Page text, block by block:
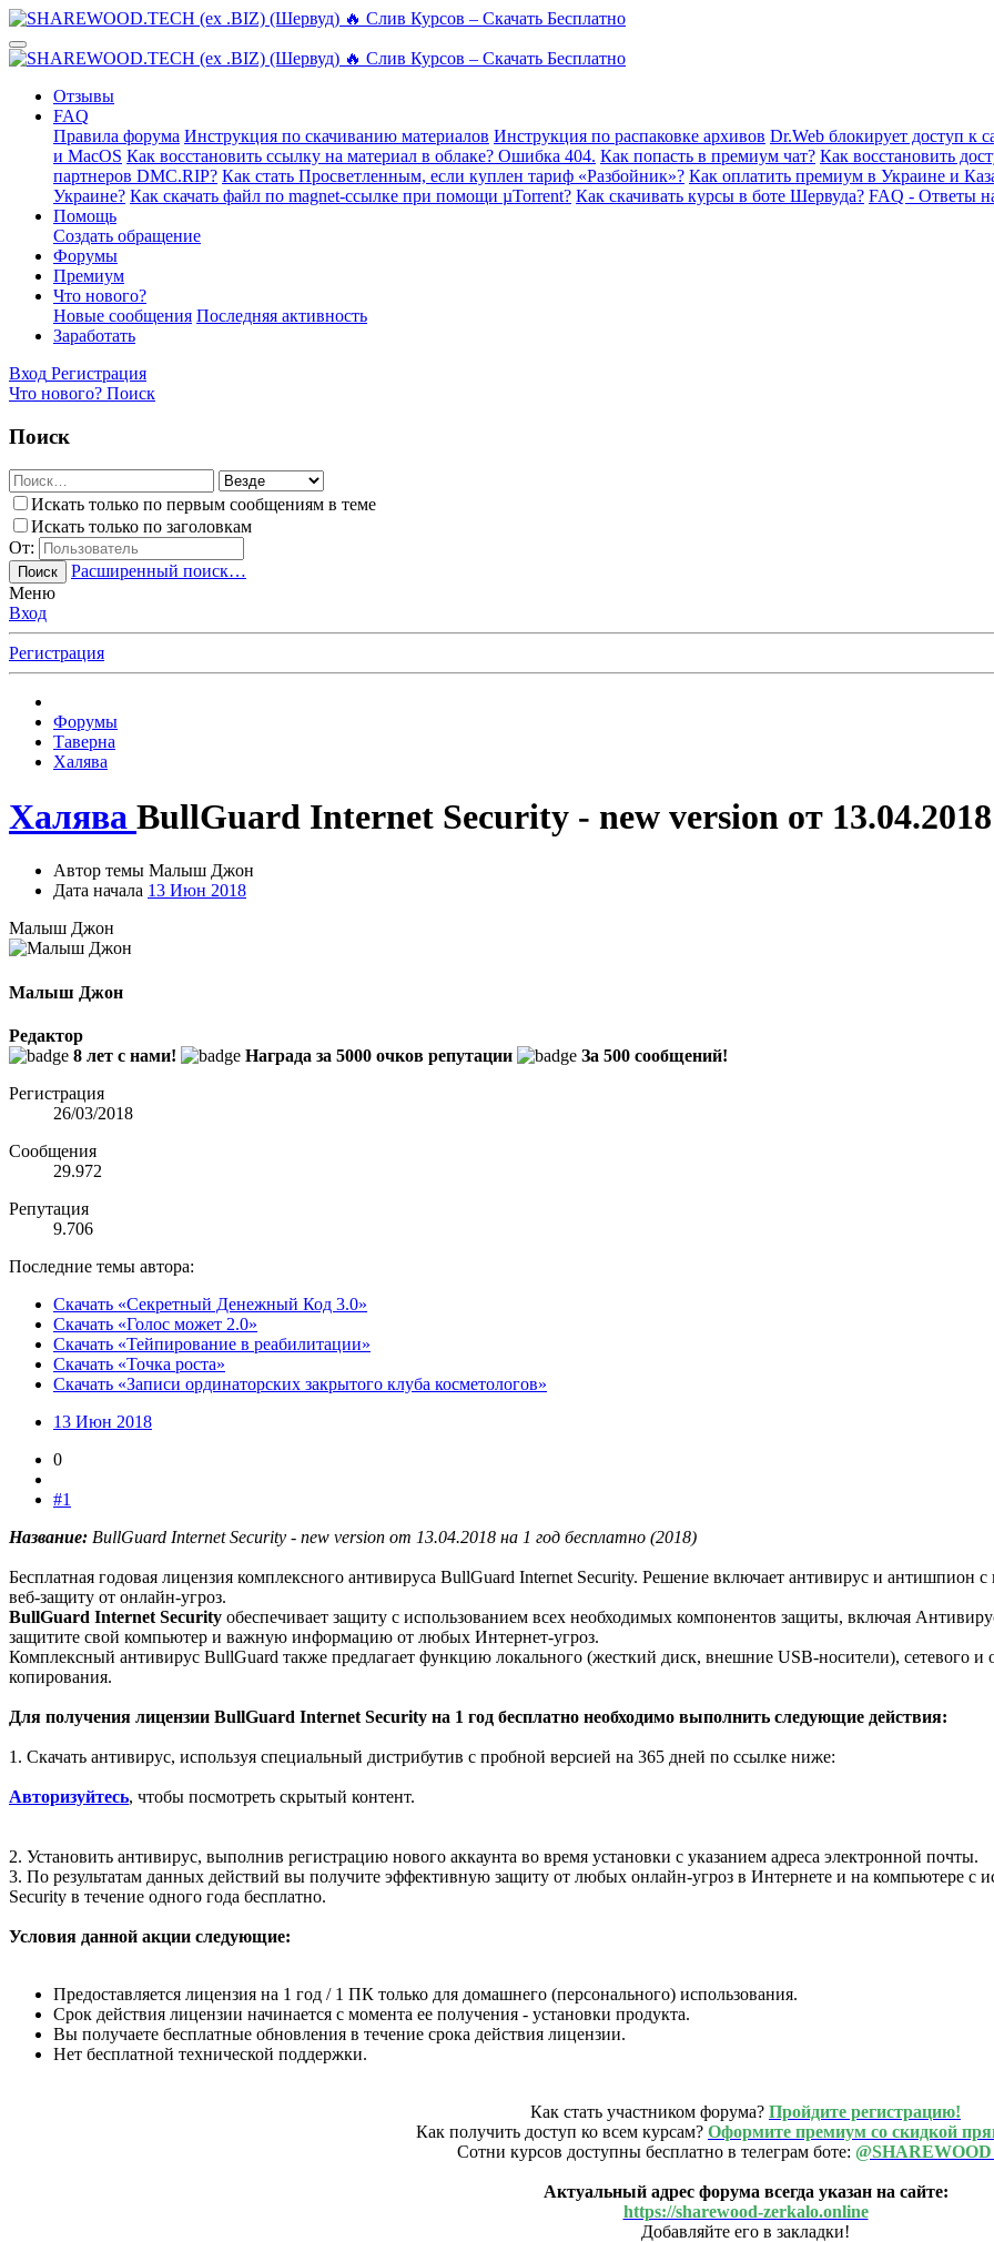
Отзывы
FAQ
Правила форума Инструкция по скачиванию материалов Инструкция по распаковке архивов Dr.Web блокирует доступ к
и MacOS Как восстановить ссылку на материал в облаке? Ошибка 404. Как попасть в премиум чат? Как восстановить
партнеров DMC.RIP? Как стать Просветленным, если куплен тариф «Разбойник»? Как оплатить премиум в Украине и
Украине? Как скачать файл по magnet-ссылке при помощи µTorrent? Как скачивать курсы в боте Шервуда? FAQ - Ответы
Помощь
Создать обращение
Форумы
Премиум
Что нового?
Новые сообщения Последняя активность
Заработать
Вход Регистрация
Что нового? Поиск
Поиск
Искать только по первым сообщениям в теме
Искать только по заголовкам
От:
Поиск
Расширенный поиск…
Меню
Вход
Регистрация
Форумы
Таверна
Халява
Халява BullGuard Internet Security - new version от 13.04.2018
Автор темы Малыш Джон
Дата начала 13 Июн 2018
Малыш Джон
Малыш Джон
Редактор
8 лет с нами!
Награда за 5000 очков репутации
За 500 сообщений!
Регистрация
26/03/2018
Сообщения
29.972
Репутация
9.706
Последние темы автора:
Скачать «Секретный Денежный Код 3.0»
Скачать «Голос может 2.0»
Скачать «Тейпирование в реабилитации»
Скачать «Точка роста»
Скачать «Записи ординаторских закрытого клуба косметологов»
13 Июн 2018
0
#1
Название: BullGuard Internet Security - new version от 13.04.2018 на 1 год бесплатно (2018)
Бесплатная годовая лицензия комплексного антивируса BullGuard Internet Security. Решение включает антивирус и антишпион
веб-защиту от онлайн-угроз.
BullGuard Internet Security обеспечивает защиту с использованием всех необходимых компонентов защиты, включая
защитите свой компьютер и важную информацию от любых Интернет-угроз.
Комплексный антивирус BullGuard также предлагает функцию локального (жесткий диск, внешние USB-носители), сетевого и
копирования.
Для получения лицензии BullGuard Internet Security на 1 год бесплатно необходимо выполнить следующие действия:
1. Скачать антивирус, используя специальный дистрибутив с пробной версией на 365 дней по ссылке ниже:
Авторизуйтесь, чтобы посмотреть скрытый контент.
2. Установить антивирус, выполнив регистрацию нового аккаунта во время установки с указанием адреса электронной почты.
3. По результатам данных действий вы получите эффективную защиту от любых онлайн-угроз в Интернете и на компьютере с
Security в течение одного года бесплатно.
Условия данной акции следующие:
Предоставляется лицензия на 1 год / 1 ПК только для домашнего (персонального) использования.
Срок действия лицензии начинается с момента ее получения - установки продукта.
Вы получаете бесплатные обновления в течение срока действия лицензии.
Нет бесплатной технической поддержки.
Как стать участником форума? Пройдите регистрацию!
Как получить доступ ко всем курсам? Оформите премиум со скидкой
Сотни курсов доступны бесплатно в телеграм боте:
Актуальный адрес форума всегда указан на сайте:
https://sharewood-zerkalo.online
Добавляйте его в закладки!